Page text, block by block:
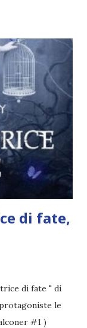
me non
l'ho divorato
avanti
di ghiaccio , che
ho pensato
stessa serie,
in un
di fate,
di fate " di
le
#1 )